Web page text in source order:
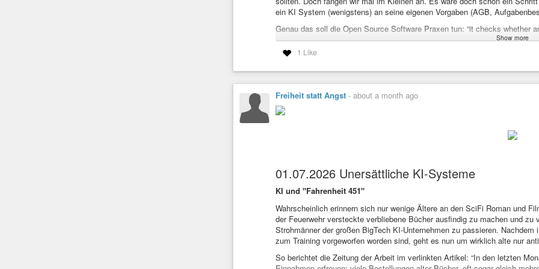
ein KI System (wenigstens) an seine eigenen Vorgaben (AGB,
Genau das soll die Open Source Software Praxen tun: “it checks whether
listet Praxen auf, wo es welche Unterschiede zwischen Anspruch und
Wer hat in dem Projekt/System welche Aufgaben?
Wer hat welche Rollen?
Wo gab es Kompetenzüberschreitungen oder mangelnde Kompetenz?
Welche Aktionen wurden am Rande der Vorschriften oder ihnen
Praxen nicht im luftleeren Raum sondern hat als Grundlagen die immerhin
Vorgaben für KI Systeme. Das sind für Praxen bisher OWASP Top 10 for
Applications 2026, the OWASP Secure MCP Server Development Guide
Man kann von Praxen sicher keine Wunder erwarten, hat aber zumindest
unterscheiden und kann dann als Mensch in diese Richtung weiter
Fingerspitzengefühl erforderlich. So nivelliert Praxen Fehler, wenn sie in
Richtung ausfallen. Das wollen die Entwickler verbessern: “The goal is to
trust the results they receive.”
Praxen ist ein Anfang, ein erster Schritt, ersetzt aber keinesfalls eine
Show more
1 Like
Freiheit statt Angst - about a month ago
01.07.2026 Unersättliche KI-Systeme
KI und "Fahrenheit 451"
Wahrscheinlich erinnern sich nur wenige Ältere an den SciFi Roman und
der Feuerwehr versteckte verbliebene Bücher ausfindig zu machen und
Strohmänner der großen BigTech KI-Unternehmen zu passieren.
zum Training vorgeworfen worden sind, geht es nun um wirklich alte nur
So berichtet die Zeitung der Arbeit im verlinkten Artikel: “In den letzten